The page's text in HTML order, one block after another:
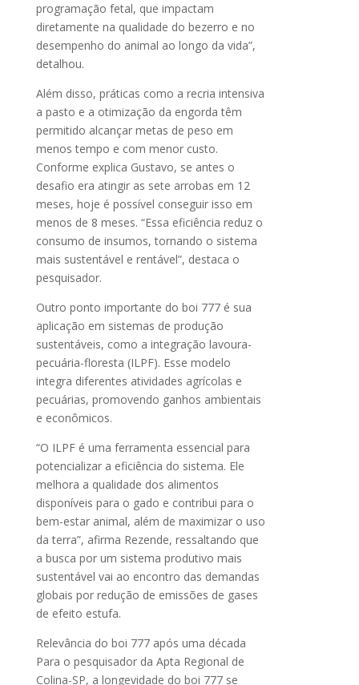
programação fetal, que impactam
diretamente na qualidade do bezerro e no
desempenho do animal ao longo da vida”,
detalhou.
Além disso, práticas como a recria intensiva
a pasto e a otimização da engorda têm
permitido alcançar metas de peso em
menos tempo e com menor custo.
Conforme explica Gustavo, se antes o
desafio era atingir as sete arrobas em 12
meses, hoje é possível conseguir isso em
menos de 8 meses. “Essa eficiência reduz o
consumo de insumos, tornando o sistema
mais sustentável e rentável”, destaca o
pesquisador.
Outro ponto importante do boi 777 é sua
aplicação em sistemas de produção
sustentáveis, como a integração lavoura-
pecuária-floresta (ILPF). Esse modelo
integra diferentes atividades agrícolas e
pecuárias, promovendo ganhos ambientais
e econômicos.
“O ILPF é uma ferramenta essencial para
potencializar a eficiência do sistema. Ele
melhora a qualidade dos alimentos
disponíveis para o gado e contribui para o
bem-estar animal, além de maximizar o uso
da terra”, afirma Rezende, ressaltando que
a busca por um sistema produtivo mais
sustentável vai ao encontro das demandas
globais por redução de emissões de gases
de efeito estufa.
Relevância do boi 777 após uma década
Para o pesquisador da Apta Regional de
Colina-SP, a longevidade do boi 777 se